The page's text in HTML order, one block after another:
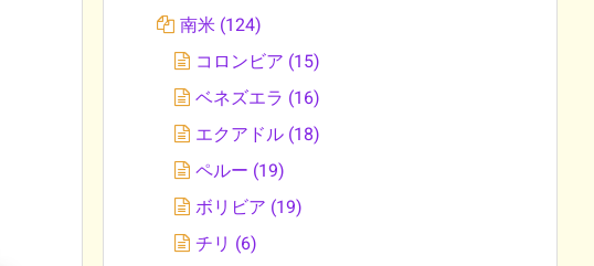
南米 (124)
コロンビア (15)
ベネズエラ (16)
エクアドル (18)
ペルー (19)
ボリビア (19)
チリ (6)